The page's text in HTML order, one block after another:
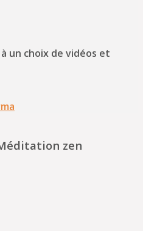
un choix de vidéos et
zen